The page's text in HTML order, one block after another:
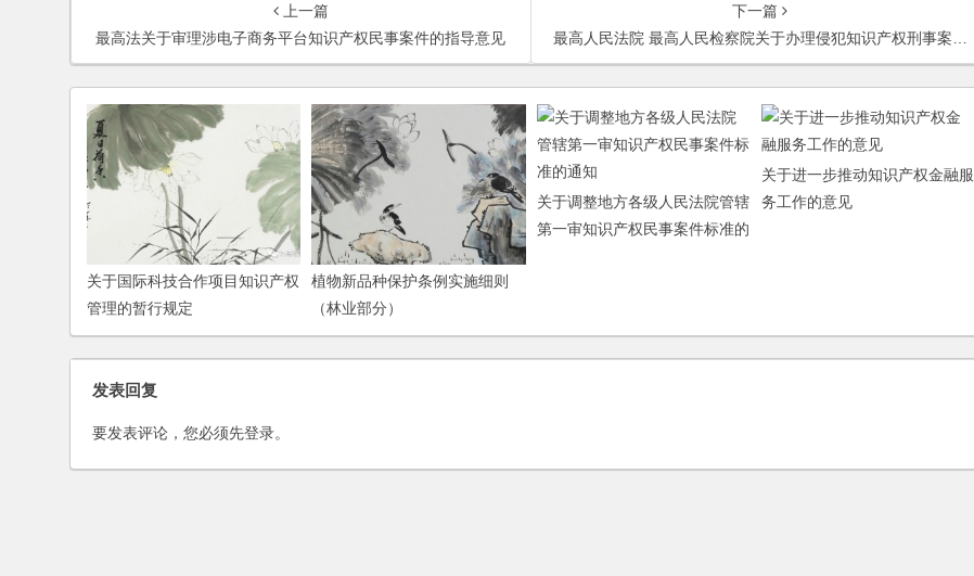
上一篇
最高法关于审理涉电子商务平台知识产权民事案件的指导意见
下一篇
最高人民法院 最高人民检察院关于办理侵犯知识产权刑事案件具体应用法律若干问题的解释（三）
关于国际科技合作项目知识产权
管理的暂行规定
植物新品种保护条例实施细则
（林业部分）
关于调整地方各级人民法院管辖
第一审知识产权民事案件标准的
关于进一步推动知识产权金融服
务工作的意见
发表回复
要发表评论，您必须先登录。